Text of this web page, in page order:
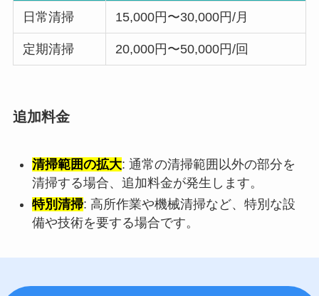
日常清掃 15,000円〜30,000円/月
定期清掃 20,000円〜50,000円/回
追加料金
清掃範囲の拡大: 通常の清掃範囲以外の部分を
清掃する場合、追加料金が発生します。
特別清掃: 高所作業や機械清掃など、特別な設
備や技術を要する場合です。